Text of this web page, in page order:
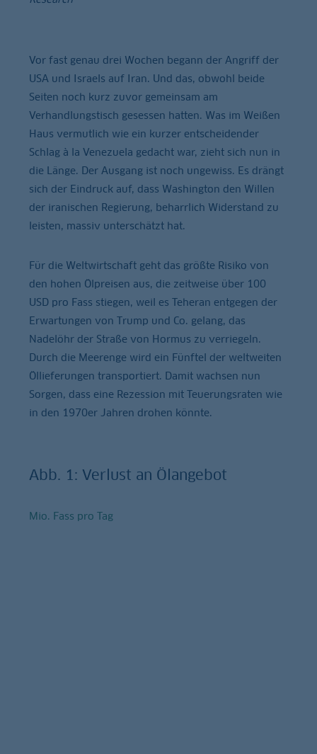
Vor fast genau drei Wochen begann der Angriff der
USA und Israels auf Iran. Und das, obwohl beide
Seiten noch kurz zuvor gemeinsam am
Verhandlungstisch gesessen hatten. Was im Weißen
Haus vermutlich wie ein kurzer entscheidender
Schlag à la Venezuela gedacht war, zieht sich nun in
die Länge. Der Ausgang ist noch ungewiss. Es drängt
sich der Eindruck auf, dass Washington den Willen
der iranischen Regierung, beharrlich Widerstand zu
leisten, massiv unterschätzt hat.
Für die Weltwirtschaft geht das größte Risiko von
den hohen Ölpreisen aus, die zeitweise über 100
USD pro Fass stiegen, weil es Teheran entgegen der
Erwartungen von Trump und Co. gelang, das
Nadelöhr der Straße von Hormus zu verriegeln.
Durch die Meerenge wird ein Fünftel der weltweiten
Öllieferungen transportiert. Damit wachsen nun
Sorgen, dass eine Rezession mit Teuerungsraten wie
in den 1970er Jahren drohen könnte.
Abb. 1: Verlust an Ölangebot
Mio. Fass pro Tag